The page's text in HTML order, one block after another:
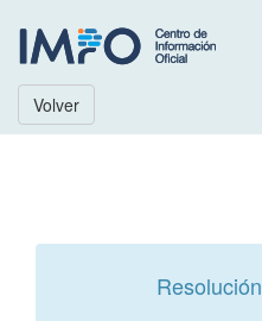
Volver
Resolución